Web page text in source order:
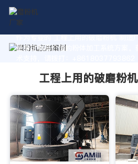
作为专业的 工程上用的破磨粉机 制造
量身定制高价值的粉体加工系统方案。
工程上用的破磨粉